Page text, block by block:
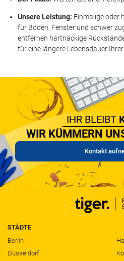
Unsere Leistung: Einmalige oder
für Böden, Fenster und schwer
entfernen hartnäckige
für eine längere Lebensdauer
IHR BLEIBT
WIR KÜMMERN
Kontakt
STÄDTE
Berlin
Düsseldorf